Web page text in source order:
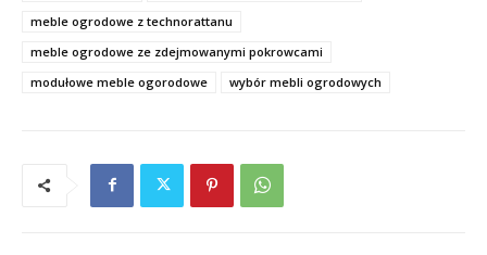
meble ogrodowe z technorattanu
meble ogrodowe ze zdejmowanymi pokrowcami
modułowe meble ogorodowe
wybór mebli ogrodowych